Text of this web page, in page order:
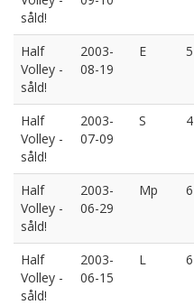
såld!
Half
Volley -
såld!
2003-
08-19
E 5
Half
Volley -
såld!
2003-
07-09
S 4
Half
Volley -
såld!
2003-
06-29
Mp 6
Half
Volley -
såld!
2003-
06-15
L 6